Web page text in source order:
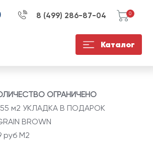
ЦЕНУ СО
ФОРМУ И НАШ
СВЯЖЕТСЯ С ВАМИ В
15 МИНУТ
ВОПРОСЫ?
15 МИНУТ ДЛЯ
ДЕТАЛЕЙ
В 1 КЛИК
15 МИНУТ ДЛЯ
ДЕТАЛЕЙ
8 (499) 286-87-04 0
Каталог
ОГРАНИЧЕНО
55 м2 УКЛАДКА В ПОДАРОК
BROWN
руб М2